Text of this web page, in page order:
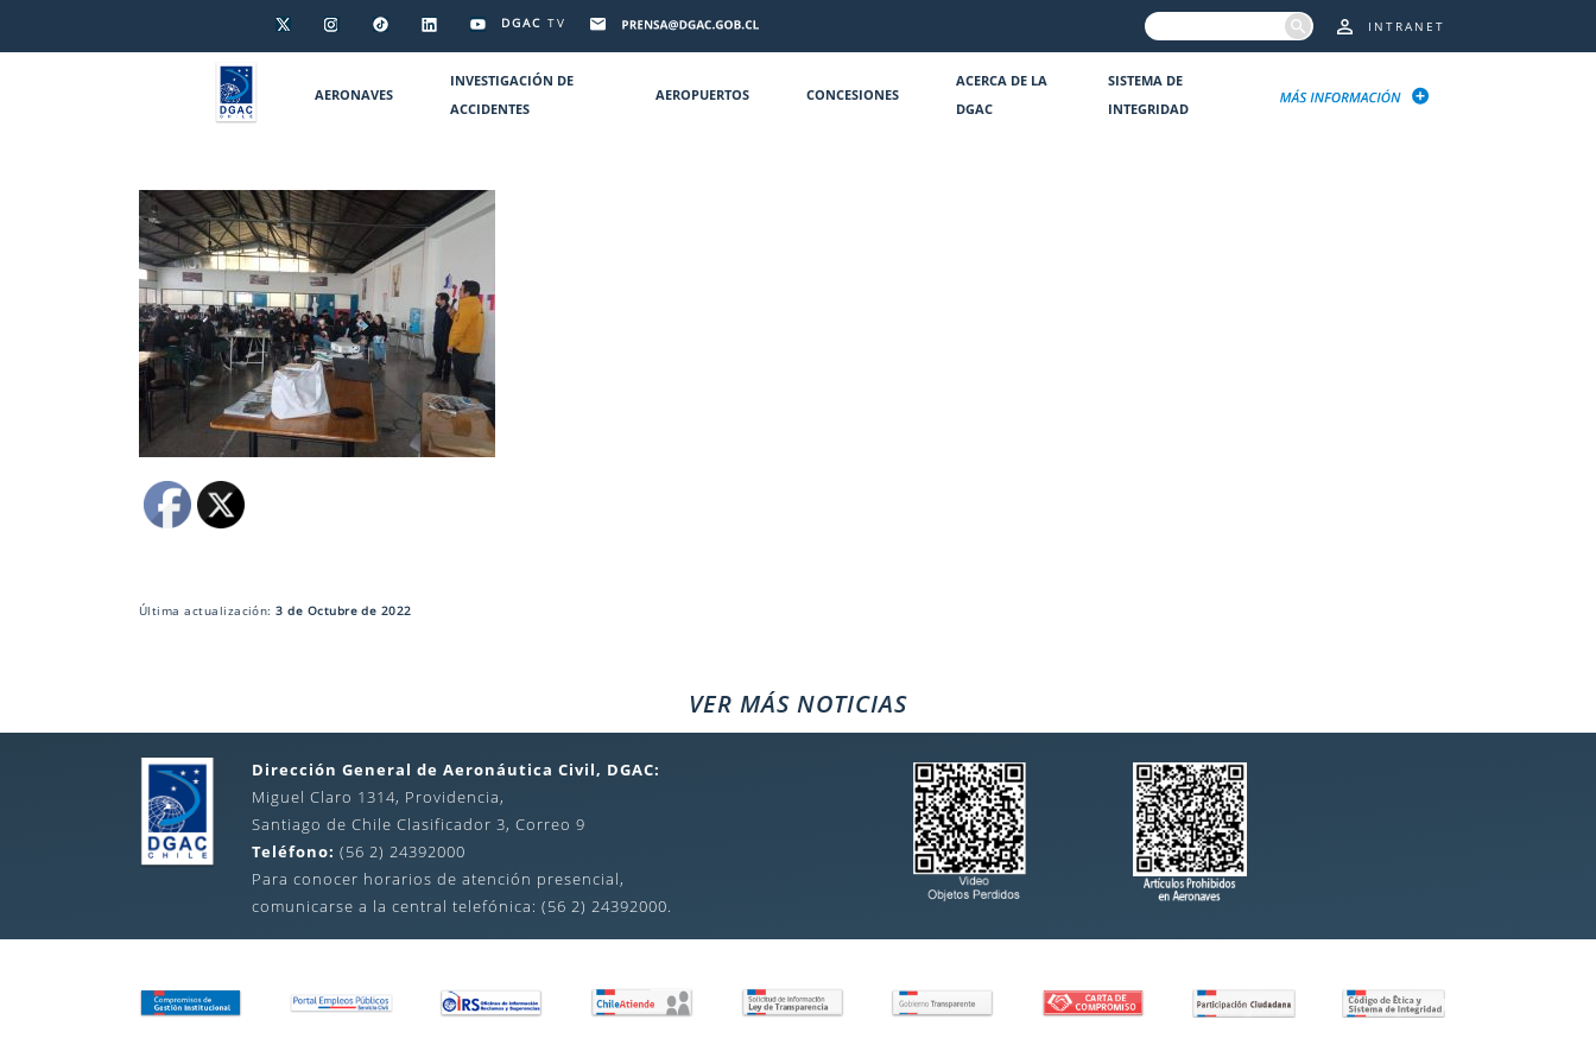
DGAC TV INTRANET
AERONAVES
INVESTIGACIÓN DE
ACCIDENTES
AEROPUERTOS CONCESIONES
ACERCA DE LA
DGAC
SISTEMA DE
INTEGRIDAD
Última actualización:3 de Octubre de 2022
VER MÁS NOTICIAS
Dirección General de Aeronáutica Civil, DGAC:
Miguel Claro 1314, Providencia,
Santiago de Chile Clasificador 3, Correo 9
Teléfono: (56 2) 24392000
Para conocer horarios de atención presencial,
comunicarse a la central telefónica: (56 2) 24392000.